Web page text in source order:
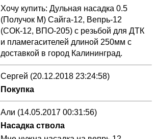
Хочу купить: Дульная насадка 0.5
(Получок М) Сайга-12, Вепрь-12
(СОК-12, ВПО-205) с резьбой для ДТК
и пламегасителей длиной 250мм с
доставкой в город Калининград.
Сергей (20.12.2018 23:24:58)
Покупка
Али (14.05.2017 00:31:56)
Насадка ствола